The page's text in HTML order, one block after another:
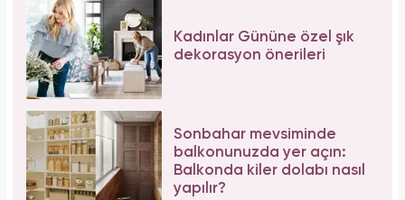
Kadınlar Gününe özel şık
dekorasyon önerileri
Sonbahar mevsiminde
balkonunuzda yer açın:
Balkonda kiler dolabı nasıl
yapılır?